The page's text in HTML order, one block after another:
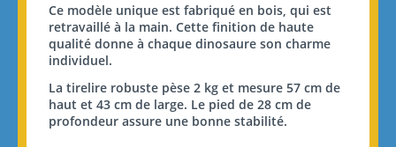
Ce modèle unique est fabriqué en bois, qui est
retravaillé à la main. Cette finition de haute
qualité donne à chaque dinosaure son charme
individuel.
La tirelire robuste pèse 2 kg et mesure 57 cm de
haut et 43 cm de large. Le pied de 28 cm de
profondeur assure une bonne stabilité.